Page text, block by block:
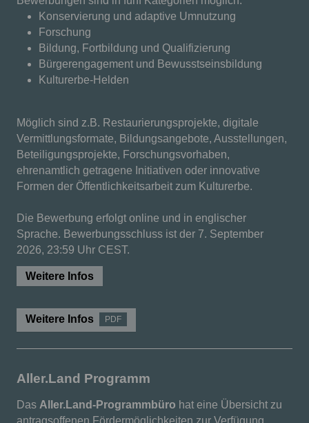
Konservierung und adaptive Umnutzung
Forschung
Bildung, Fortbildung und Qualifizierung
Bürgerengagement und Bewusstseinsbildung
Kulturerbe-Helden
Möglich sind z.B. Restaurierungsprojekte, digitale
Vermittlungsformate, Bildungsangebote, Ausstellungen,
Beteiligungsprojekte, Forschungsvorhaben,
ehrenamtlich getragene Initiativen oder innovative
Formen der Öffentlichkeitsarbeit zum Kulturerbe.
Die Bewerbung erfolgt online und in englischer
Sprache. Bewerbungsschluss ist der 7. September
2026, 23:59 Uhr CEST.
Weitere Infos
Weitere Infos PDF
Aller.Land Programm
Das Aller.Land-Programmbüro hat eine Übersicht zu
antragsoffenen Fördermöglichkeiten zur Verfügung